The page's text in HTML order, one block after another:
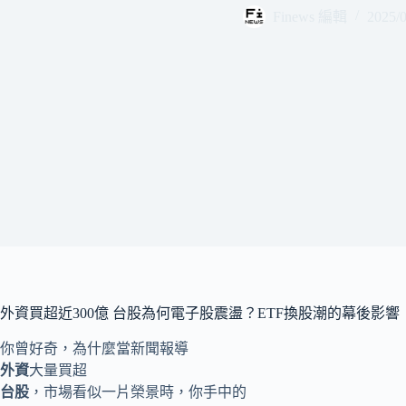
外資買超近300億 台股為何電子股震盪？ETF換股潮的幕後影響
你曾好奇，為什麼當新聞報導
外資大量買超
台股 ，市場看似一片榮景時，你手中的